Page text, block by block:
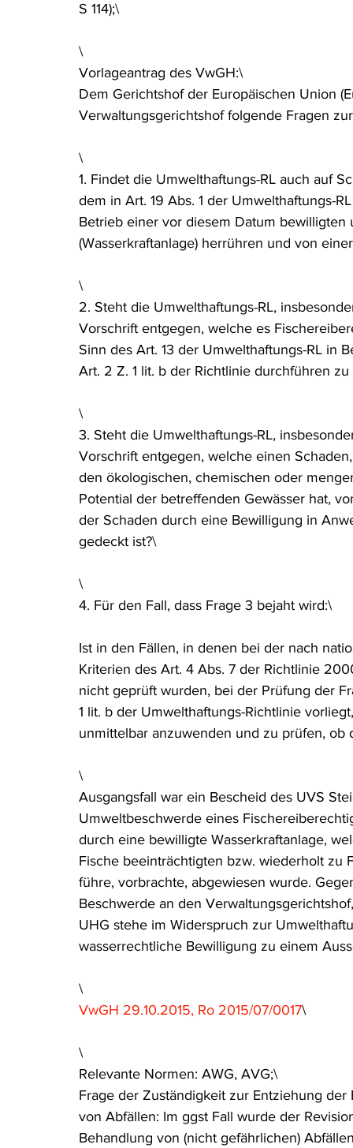
S 114);\
\
Vorlageantrag des VwGH:\
Dem Gerichtshof der Europäischen Union
Verwaltungsgerichtshof folgende Fragen
\
1. Findet die Umwelthaftungs-RL auch auf
dem in Art. 19 Abs. 1 der Umwelthaftungs-
Betrieb einer vor diesem Datum
(Wasserkraftanlage) herrühren und von
\
2. Steht die Umwelthaftungs-RL,
Vorschrift entgegen, welche es
Sinn des Art. 13 der Umwelthaftungs-RL in
Art. 2 Z. 1 lit. b der Richtlinie durchführen zu
\
3. Steht die Umwelthaftungs-RL,
Vorschrift entgegen, welche einen
den ökologischen, chemischen oder
Potential der betreffenden Gewässer hat,
der Schaden durch eine Bewilligung in
gedeckt ist?\
\
4. Für den Fall, dass Frage 3 bejaht wird:\
Ist in den Fällen, in denen bei der nach
Kriterien des Art. 4 Abs. 7 der Richtlinie
nicht geprüft wurden, bei der Prüfung der
1 lit. b der Umwelthaftungs-Richtlinie
unmittelbar anzuwenden und zu prüfen,
\
Ausgangsfall war ein Bescheid des UVS
Umweltbeschwerde eines
durch eine bewilligte Wasserkraftanlage,
Fische beeinträchtigten bzw. wiederholt
führe, vorbrachte, abgewiesen wurde.
Beschwerde an den
UHG stehe im Widerspruch zur
wasserrechtliche Bewilligung zu einem
\
VwGH 29.10.2015, Ro 2015/07/0017\
\
Relevante Normen: AWG, AVG;\
Frage der Zuständigkeit zur Entziehung
von Abfällen: Im ggst Fall wurde der
Behandlung von (nicht gefährlichen)